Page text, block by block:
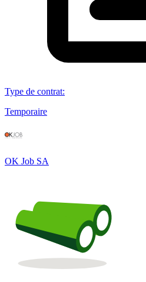
Type de contrat:
Temporaire
OK Job SA